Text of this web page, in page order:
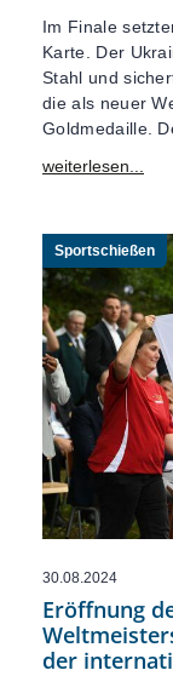
Im Finale
Karte. Der
Stahl und
die als neuer
Goldmedaille.
Sportschießen
30.08.2024
Eröffnung
der